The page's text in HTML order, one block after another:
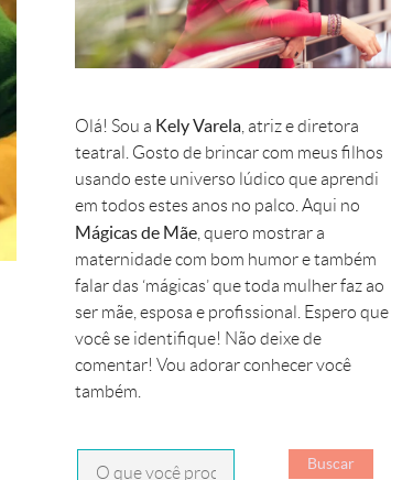
Olá! Sou a Kely Varela , atriz e diretora
teatral. Gosto de brincar com meus filhos
usando este universo lúdico que aprendi
em todos estes anos no palco. Aqui no
Mágicas de Mãe , quero mostrar a
maternidade com bom humor e também
falar das ‘mágicas’ que toda mulher faz ao
ser mãe, esposa e profissional. Espero que
você se identifique! Não deixe de
comentar! Vou adorar conhecer você
também.